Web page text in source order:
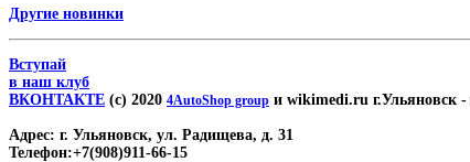
Другие новинки
Вступай
в наш клуб
ВКОНТАКТЕ (c) 2020 4AutoShop group и wikimedi.ru г.Ульяновск -
Адрес: г. Ульяновск, ул. Радищева, д. 31
Телефон:+7(908)911-66-15